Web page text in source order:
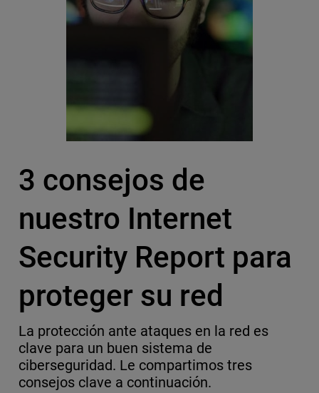
3 consejos de
nuestro Internet
Security Report para
proteger su red
La protección ante ataques en la red es
clave para un buen sistema de
ciberseguridad. Le compartimos tres
consejos clave a continuación.